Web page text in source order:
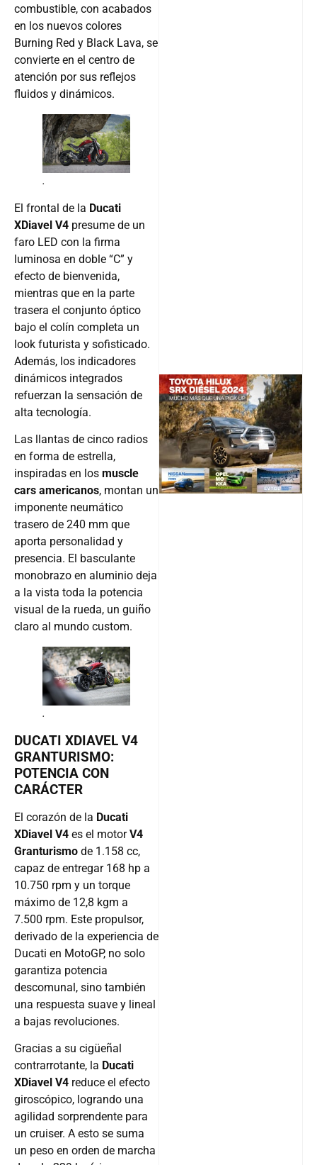
combustible, con acabados
en los nuevos colores
Burning Red y Black Lava, se
convierte en el centro de
atención por sus reflejos
fluidos y dinámicos.
.
El frontal de la Ducati
XDiavel V4 presume de un
faro LED con la firma
luminosa en doble “C” y
efecto de bienvenida,
mientras que en la parte
trasera el conjunto óptico
bajo el colín completa un
look futurista y sofisticado.
Además, los indicadores
dinámicos integrados
refuerzan la sensación de
alta tecnología.
Las llantas de cinco radios
en forma de estrella,
inspiradas en los muscle
cars americanos, montan un
imponente neumático
trasero de 240 mm que
aporta personalidad y
presencia. El basculante
monobrazo en aluminio deja
a la vista toda la potencia
visual de la rueda, un guiño
claro al mundo custom.
.
DUCATI XDIAVEL V4
GRANTURISMO:
POTENCIA CON
CARÁCTER
El corazón de la Ducati
XDiavel V4 es el motorV4
Granturismo de 1.158 cc,
capaz de entregar 168 hp a
10.750 rpm y un torque
máximo de 12,8 kgm a
7.500 rpm. Este propulsor,
derivado de la experiencia de
Ducati en MotoGP, no solo
garantiza potencia
descomunal, sino también
una respuesta suave y lineal
a bajas revoluciones.
Gracias a su cigüeñal
contrarrotante, la Ducati
XDiavel V4 reduce el efecto
giroscópico, logrando una
agilidad sorprendente para
un cruiser. A esto se suma
un peso en orden de marcha
Follow